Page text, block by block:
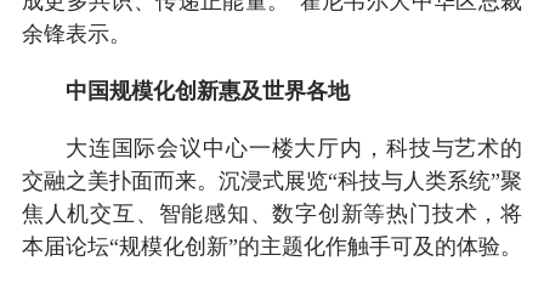
余锋表示。
中国规模化创新惠及世界各地
大连国际会议中心一楼大厅内，科技与艺术的
交融之美扑面而来。沉浸式展览“科技与人类系统”聚
焦人机交互、智能感知、数字创新等热门技术，将
本届论坛“规模化创新”的主题化作触手可及的体验。